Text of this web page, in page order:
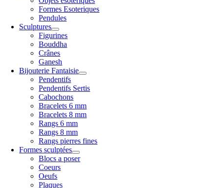
Formes Esoteriques
Pendules
Sculptures
Figurines
Bouddha
Crânes
Ganesh
Bijouterie Fantaisie
Pendentifs
Pendentifs Sertis
Cabochons
Bracelets 6 mm
Bracelets 8 mm
Rangs 6 mm
Rangs 8 mm
Rangs pierres fines
Formes sculptées
Blocs a poser
Coeurs
Oeufs
Plaques